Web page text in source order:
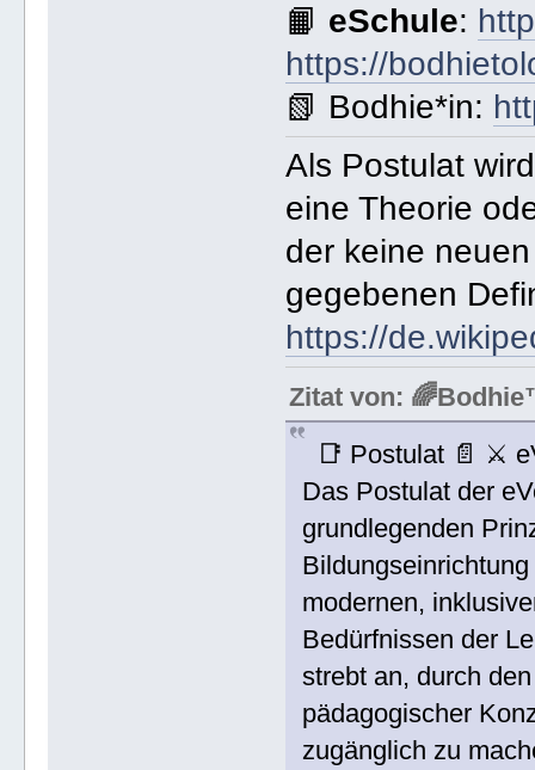
📙 eSchule:
https://
📗 Bodhie*in:
Als Postulat
eine Theorie
der keine
gegebenen
https://
Zitat von:
📑 Postulat 📄 ⚔
Das Postulat der
grundlegenden
modernen,
Bedürfnissen der
strebt an, durch
pädagogischer
zugänglich zu